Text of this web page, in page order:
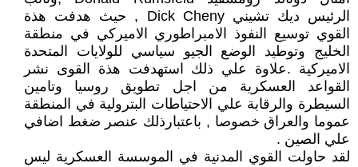
الرئيس ديك تشيني Dick Cheny , حيث هدفت هذة
القوي توسيع النفوذ الامبراطوري الاميركي في منطقة
الخليج وتوطيد الوضع الجيو سياسي للولايات المتحدة
الاميركية .علاوة علي ذلك استهدفت هذة القوى نشر
القواعد العسكرية من اجل تطويق روسيا وتامين
السيطرة والرقابة علي الاحتياطات البترولية في المنطقة
عموما والعراق خصوصا , باعتبارذلك عنصر ضغط اضافي
علي الصين .
لقد حاولت القوي المدنية في الموسسة العسكرية ليس